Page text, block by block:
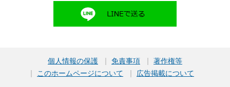
個人情報の保護 免責事項
著作権等
このホームページについて
広告掲載について